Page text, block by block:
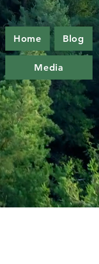
Home Blog
Media